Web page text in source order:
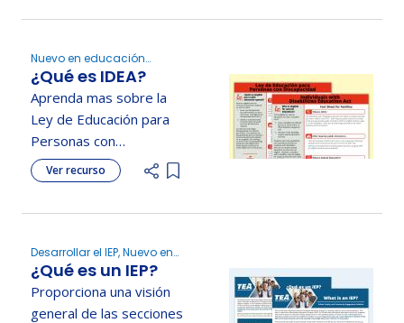
individualizada
Nuevo en educación
especial, Reuniones del
comité ARD
¿Qué es IDEA?
Aprenda mas sobre la
Ley de Educación para
Personas con
Discapacidades (IDEA).
Ver recurso
Add item to list
Desarrollar el IEP, Nuevo en
educación especial,
Reuniones del comité ARD
¿Qué es un IEP?
Proporciona una visión
general de las secciones